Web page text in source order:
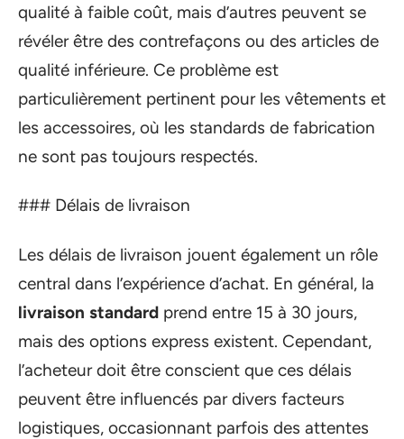
qualité à faible coût, mais d’autres peuvent se
révéler être des contrefaçons ou des articles de
qualité inférieure. Ce problème est
particulièrement pertinent pour les vêtements et
les accessoires, où les standards de fabrication
ne sont pas toujours respectés.
### Délais de livraison
Les délais de livraison jouent également un rôle
central dans l’expérience d’achat. En général, la
livraison standard prend entre 15 à 30 jours,
mais des options express existent. Cependant,
l’acheteur doit être conscient que ces délais
peuvent être influencés par divers facteurs
logistiques, occasionnant parfois des attentes